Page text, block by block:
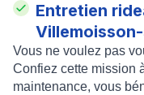
Entretien
Vous ne voulez pas
Confiez cette mission
maintenance, vous